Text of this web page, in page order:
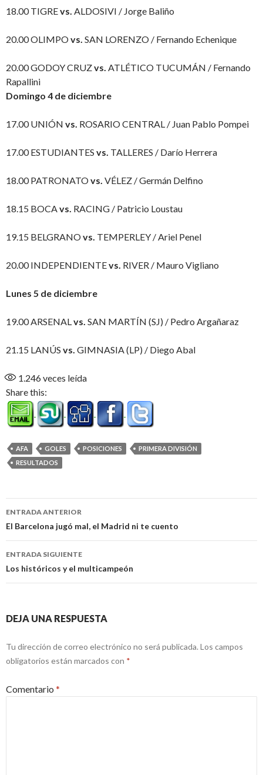
18.00 TIGREvs. ALDOSIVI / Jorge Baliño
20.00 OLIMPOvs. SAN LORENZO / Fernando Echenique
20.00 GODOY CRUZvs. ATLÉTICO TUCUMÁN / Fernando
Rapallini
Domingo 4 de diciembre
17.00 UNIÓN vs. ROSARIO CENTRAL / Juan Pablo Pompei
17.00 ESTUDIANTES vs. TALLERES / Darío Herrera
18.00 PATRONATOvs. VÉLEZ / Germán Delfino
18.15 BOCAvs. RACING / Patricio Loustau
19.15 BELGRANOvs. TEMPERLEY / Ariel Penel
20.00 INDEPENDIENTEvs. RIVER / Mauro Vigliano
Lunes 5 de diciembre
19.00 ARSENALvs. SAN MARTÍN (SJ) / Pedro Argañaraz
21.15 LANÚS vs. GIMNASIA (LP) / Diego Abal
1.246veces leída
Share this:
AFA GOLES POSICIONES
PRIMERA DIVISIÓN
RESULTADOS
Navegación
de
entradas
ENTRADA ANTERIOR
El Barcelona jugó mal, el Madrid ni te cuento
ENTRADA SIGUIENTE
Los históricos y el multicampeón
DEJA UNA RESPUESTA
Tu dirección de correo electrónico no será publicada.Los campos
obligatorios están marcados con *
Comentario *